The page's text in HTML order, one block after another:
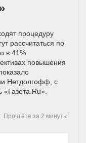
процедуру
рассчитаться по
в 41%
повышения
Нетдолгофф, с
«Газета.Ru».
Прочтете за 2 минуты